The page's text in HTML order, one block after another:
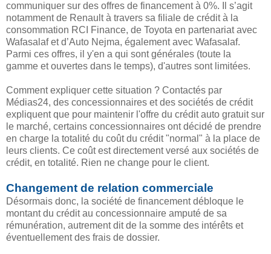
communiquer sur des offres de financement à 0%. Il s’agit
notamment de Renault à travers sa filiale de crédit à la
consommation RCI Finance, de Toyota en partenariat avec
Wafasalaf et d’Auto Nejma, également avec Wafasalaf.
Parmi ces offres, il y'en a qui sont générales (toute la
gamme et ouvertes dans le temps), d'autres sont limitées.
Comment expliquer cette situation ? Contactés par
Médias24, des concessionnaires et des sociétés de crédit
expliquent que pour maintenir l'offre du crédit auto gratuit sur
le marché, certains concessionnaires ont décidé de prendre
en charge la totalité du coût du crédit "normal" à la place de
leurs clients. Ce coût est directement versé aux sociétés de
crédit, en totalité. Rien ne change pour le client.
Changement de relation commerciale
Désormais donc, la société de financement débloque le
montant du crédit au concessionnaire amputé de sa
rémunération, autrement dit de la somme des intérêts et
éventuellement des frais de dossier.